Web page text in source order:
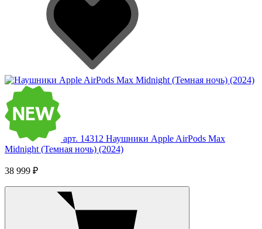
арт. 14312 Наушники Apple AirPods Max
Midnight (Темная ночь) (2024)
38 999 ₽